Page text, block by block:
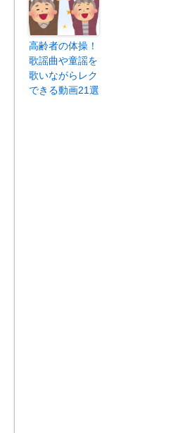
高齢者の体操！
歌謡曲や童謡を
歌いながらレク
できる動画21選